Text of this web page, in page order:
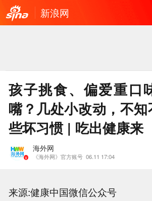
新浪网
孩子挑食、偏爱重口
嘴？几处小改动，不
些坏习惯 | 吃出健康来
海外网
《海外网》官方账号 06.11 17:04
来源:健康中国微信公众号